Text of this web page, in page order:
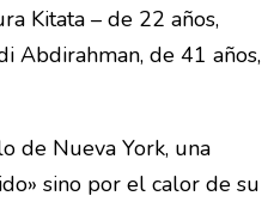
Kitata – de 22 años,
Abdirahman, de 41 años,
de Nueva York, una
sino por el calor de su